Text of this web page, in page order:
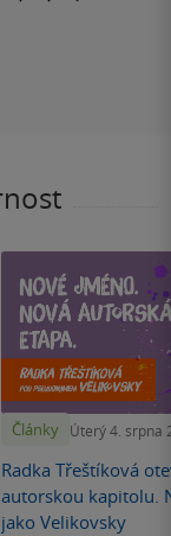
Články Úterý 4. srpna
Radka Třeštíková
autorskou kapitolu.
jako Velikovsky